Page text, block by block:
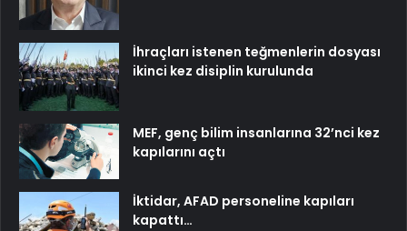
İhraçları istenen teğmenlerin dosyası
ikinci kez disiplin kurulunda
MEF, genç bilim insanlarına 32’nci kez
kapılarını açtı
İktidar, AFAD personeline kapıları
kapattı…